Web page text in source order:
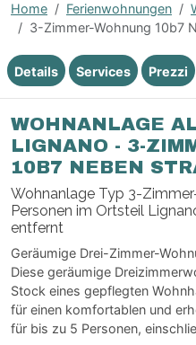
Home Ferienwohnungen
3-Zimmer-Wohnung 10b7
WOHNANLAGE
LIGNANO - 3-
10B7 NEBEN
Wohnanlage Typ 3-
Personen im Ortsteil
entfernt
Geräumige Drei-Zimmer-
Diese geräumige
Stock eines gepflegten
für einen komfortablen und
für bis zu 5 Personen,
Details Services Prezzi